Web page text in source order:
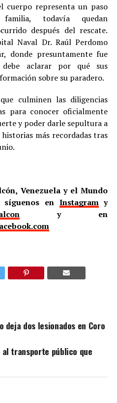
cuerpo representa un paso
todavía quedan
después del rescate.
Naval Dr. Raúl Perdomo
donde presuntamente fue
debe aclarar por qué sus
sobre su paradero.
culminen las diligencias
para conocer oficialmente
y poder darle sepultura a
más recordadas tras
Venezuela y el Mundo
síguenos en Instagramy
y en
dos lesionados en Coro
transporte público que